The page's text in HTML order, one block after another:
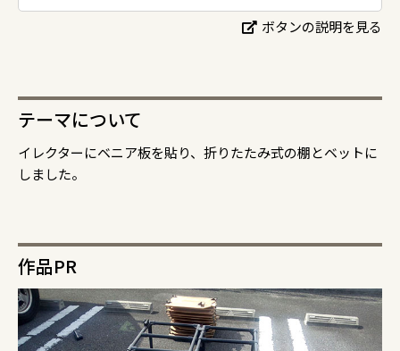
ボタンの説明を見る
テーマについて
イレクターにベニア板を貼り、折りたたみ式の棚とベットに
しました。
作品PR